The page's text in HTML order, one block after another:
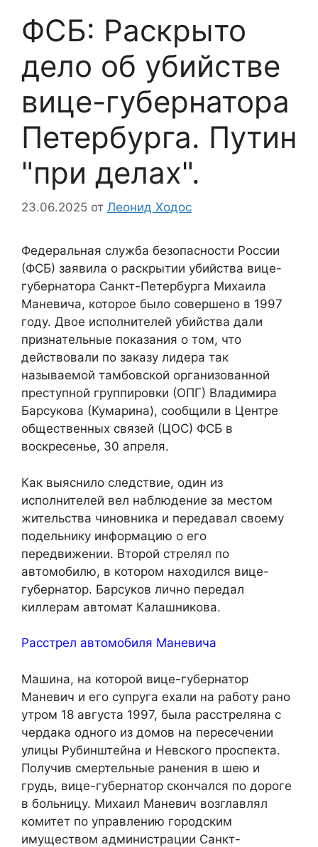
ФСБ: Раскрыто
дело об убийстве
вице-губернатора
Петербурга. Путин
"при делах".
23.06.2025 от Леонид Ходос
Федеральная служба безопасности России
(ФСБ) заявила о раскрытии убийства вице-
губернатора Санкт-Петербурга Михаила
Маневича, которое было совершено в 1997
году. Двое исполнителей убийства дали
признательные показания о том, что
действовали по заказу лидера так
называемой тамбовской организованной
преступной группировки (ОПГ) Владимира
Барсукова (Кумарина), сообщили в Центре
общественных связей (ЦОС) ФСБ в
воскресенье, 30 апреля.
Как выяснило следствие, один из
исполнителей вел наблюдение за местом
жительства чиновника и передавал своему
подельнику информацию о его
передвижении. Второй стрелял по
автомобилю, в котором находился вице-
губернатор. Барсуков лично передал
киллерам автомат Калашникова.
Расстрел автомобиля Маневича
Машина, на которой вице-губернатор
Маневич и его супруга ехали на работу рано
утром 18 августа 1997, была расстреляна с
чердака одного из домов на пересечении
улицы Рубинштейна и Невского проспекта.
Получив смертельные ранения в шею и
грудь, вице-губернатор скончался по дороге
в больницу. Михаил Маневич возглавлял
комитет по управлению городским
имуществом администрации Санкт-